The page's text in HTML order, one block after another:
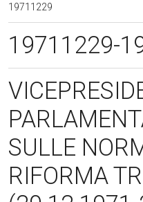
19711229
19711229-
SULLE
RIFORMA